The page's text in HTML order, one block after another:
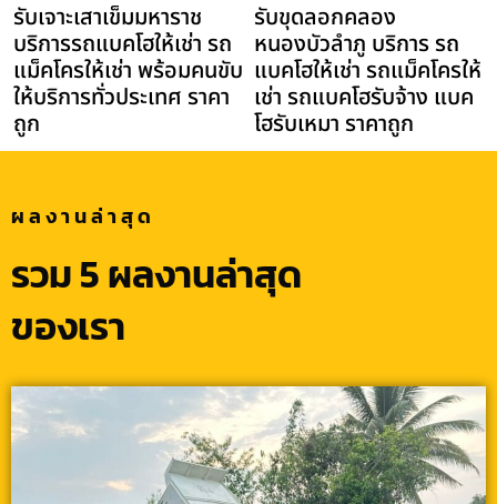
รับเจาะเสาเข็มมหาราช
บริการรถแบคโฮให้เช่า รถ
แม็คโครให้เช่า พร้อมคนขับ
ให้บริการทั่วประเทศ ราคา
ถูก
รับขุดลอกคลอง
หนองบัวลำภู บริการ รถ
แบคโฮให้เช่า รถแม็คโครให้
เช่า รถแบคโฮรับจ้าง แบค
โฮรับเหมา ราคาถูก
ผลงานล่าสุด
รวม 5 ผลงานล่าสุด
ของเรา